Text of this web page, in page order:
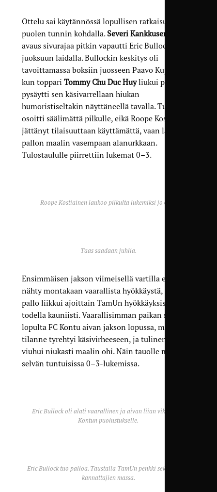
Ottelu sai käytännössä lopullisen ratkaisunsa
puolen tunnin kohdalla. Severi Kankkusen
avaus sivurajaa pitkin vapautti Eric Bullockin
juoksuun laidalla. Bullockin keskitys oli
tavoittamassa boksiin juosseen Paavo Kujalan,
kun toppari Tommy Chu Duc Huyliukui palloon ja
pysäytti sen käsivarrellaan hiukan
humoristiseltakin näyttäneellä tavalla. Tuomari
osoitti säälimättä pilkulle, eikä Roope Kostiainen
jättänyt tilaisuuttaan käyttämättä, vaan laukoi
pallon maalin vasempaan alanurkkaan.
Tulostaululle piirrettiin lukemat 0–3.
Roope Kostiainen laukoo pilkulta lukemiksi jo 0–3.
Taas saadaan juhlia.
Ensimmäisen jakson viimeisellä vartilla ei enää
nähty montakaan vaarallista hyökkäystä, vaikka
pallo liikkui ajoittain TamUn hyökkäyksissä
todella kauniisti. Vaarallisimman paikan sai
lopulta FC Kontu aivan jakson lopussa, mutta
tilanne tyrehtyi käsivirheeseen, ja tulinen vetokin
viuhui niukasti maalin ohi. Näin tauolle mentiin
selvän tuntuisissa 0–3-lukemissa.
Eric Bullock oli alati vaarallinen ja aivan liian vikkelä FC
Kontun puolustukselle.
Eric Bullock tuo palloa. Taustalla TamUn penkki sekä TamU-
kannattajien massa.